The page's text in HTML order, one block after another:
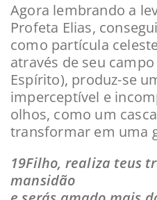
Agora lembrando a
Profeta Elias,
como partícula
através de seu
Espírito), produz-se
imperceptível e
olhos, como um
transformar em uma
19Filho, realiza teus
mansidão